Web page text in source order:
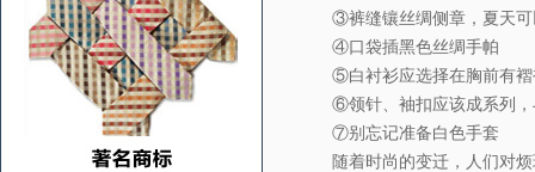
③裤缝镶丝绸侧章，夏天
④口袋插黑色丝绸手帕
⑤白衬衫应选择在胸前有
⑥领针、袖扣应该成系列，
⑦别忘记准备白色手套
随着时尚的变迁，人们对